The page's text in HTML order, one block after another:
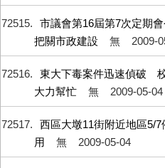
72515
市議會第16屆第7次定期
把關市政建設
無 2009-
72516
東大下毒案件迅速偵破
大力幫忙
無 2009-05-04
72517
西區大墩11街附近地區5/
用
無 2009-05-04